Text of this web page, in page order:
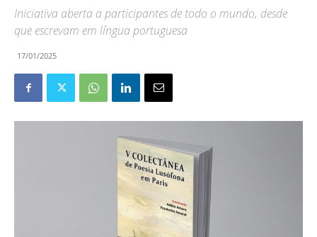
Iniciativa aberta a participantes de todo o mundo, desde
que escrevam em língua portuguesa
17/01/2025